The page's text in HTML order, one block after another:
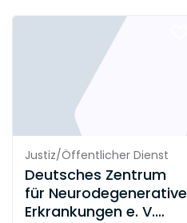
Justiz/Öffentlicher Dienst
Deutsches Zentrum
für Neurodegenerative
Erkrankungen e. V.